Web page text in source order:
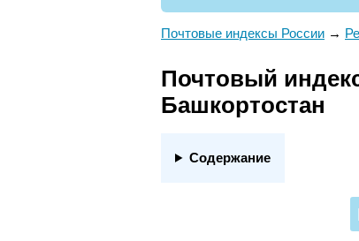
Почтовые индексы России →
Почтовый
Башкортостан
Содержание